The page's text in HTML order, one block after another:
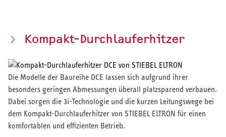
Kompakt-Durchlauferhitzer
Die Modelle der Baureihe DCE lassen sich aufgrund ihrer
besonders geringen Abmessungen überall platzsparend verbauen.
Dabei sorgen die 3i-Technologie und die kurzen Leitungswege bei
dem Kompakt-Durchlauferhitzer von STIEBEL ELTRON für einen
komfortablen und effizienten Betrieb.